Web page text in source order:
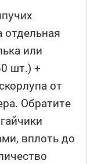
или
шт.) +
от
Обратите
вплоть до